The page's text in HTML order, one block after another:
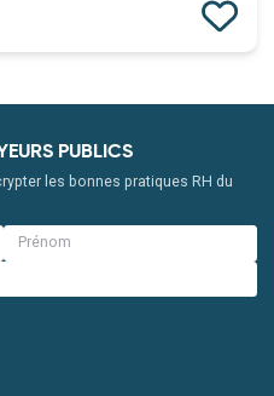
PUBLICS
les bonnes pratiques RH du